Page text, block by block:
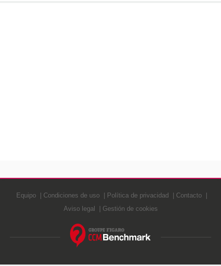
Equipo Condiciones de uso Política de privacidad
Contacto
Aviso legal
Gestión de cookies